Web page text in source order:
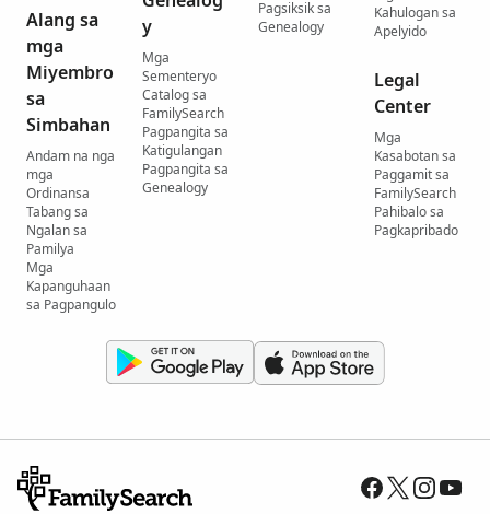
Alang sa
mga
Miyembro
sa
Simbahan
Andam na nga
mga
Ordinansa
Tabang sa
Ngalan sa
Pamilya
Mga
Kapanguhaan
sa Pagpangulo
y
Mga
Sementeryo
Catalog sa
FamilySearch
Pagpangita sa
Katigulangan
Pagpangita sa
Genealogy
Pagsiksik sa
Genealogy
Kahulogan sa
Apelyido
Legal
Center
Mga
Kasabotan sa
Paggamit sa
FamilySearch
Pahibalo sa
Pagkapribado